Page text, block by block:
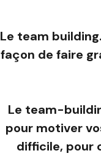
Le team
façon de faire
Le team-
pour motiver
difficile, pour